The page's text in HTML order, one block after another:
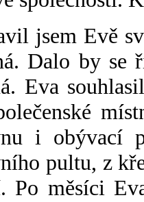
jsem Evě
Dalo by se
Eva
i obývací
pultu, z
Po měsíci